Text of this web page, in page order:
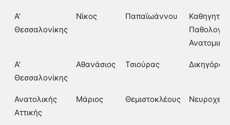
Α'
Θεσσαλονίκης
Νίκος Παπαϊωάννου
Καθηγητής
Α'
Θεσσαλονίκης
Αθανάσιος Τσιούρας Δικηγόρος
Ανατολικής
Αττικής
Μάριος Θεμιστοκλέους